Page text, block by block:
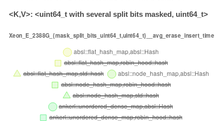
<K,V>: <uint64_t with several split bits masked, uint64_t>